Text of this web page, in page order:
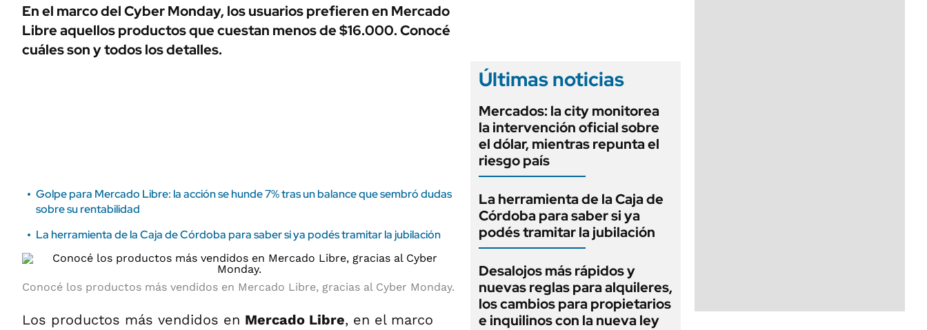
ÁMBITO DEBATE
MEDIAKIT AMBITO DEBATE
Municipios
URUGUAY
LIFESTYLE
AUTOS
En el marco del Cyber Monday, los usuarios prefieren en Mercado
Libre aquellos productos que cuestan menos de $16.000. Conocé
cuáles son y todos los detalles.
Golpe para Mercado Libre: la acción se hunde 7% tras un balance que sembró dudas
sobre su rentabilidad
La herramienta de la Caja de Córdoba para saber si ya podés tramitar la jubilación
Conocé los productos más vendidos en Mercado Libre, gracias alCyber Monday.
Los productos más vendidos en Mercado Libre, en el marco
Últimas noticias
Mercados: la city monitorea
la intervención oficial sobre
el dólar, mientras repunta el
riesgo país
La herramienta de la Caja de
Córdoba para saber si ya
podés tramitar la jubilación
Desalojos más rápidos y
nuevas reglas para alquileres,
los cambios para propietarios
e inquilinos con la nueva ley